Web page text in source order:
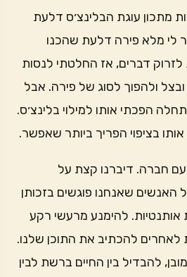
מתכון עוגת הבלינצ׳ס דלעת
לי מלא פירה דלעת שהכנו
דברים, אז החלטתי לנסות
ולהפוך לסוג של פירה. אבל
הפכתי אותו למילוי בלינצ׳ס.
בציפוי הפריך ביותר שאפשר.
חברה. דיברנו קצת על
שאנחנו פוגשים בזכותן
אותנטיות. להימנע מרעשי רקע
לאחרים להכתיב את התוכן שלנו.
להבדיל בין החיים ברשת לבין